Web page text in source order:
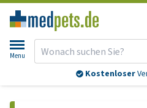
Menu
Kostenloser